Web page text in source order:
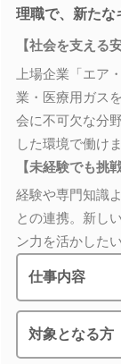
理職で、新たな
【社会を支える
上場企業「エア
業・医療用ガス
会に不可欠な分
した環境で働けま
【未経験でも挑
経験や専門知識
との連携。新し
ン力を活かした
仕事内容
対象となる方